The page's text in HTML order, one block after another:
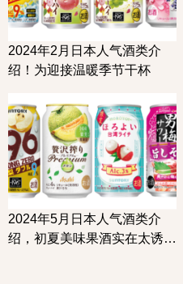
2024年2月日本人气酒类介
绍！为迎接温暖季节干杯
2024年5月日本人气酒类介
绍，初夏美味果酒实在太诱人